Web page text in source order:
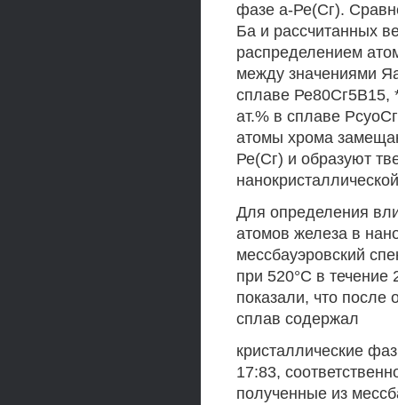
фазе а-Ре(Сг).
Ба и рассчитанных
распределением
между значениями
сплаве Ре80Сг5В15,
ат.% в сплаве
атомы хрома
Ре(Сг) и образуют
Для определения
атомов железа в
мессбауэровский
при 520°С в течение
показали, что после
сплав содержал
кристаллические
17:83,
полученные из